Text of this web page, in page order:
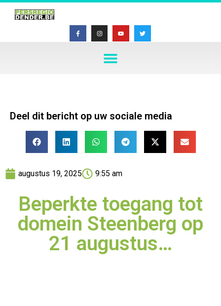
Deel dit bericht op uw sociale media
augustus 19, 2025 9:55 am
Beperkte toegang tot
domein Steenberg op
21 augustus…